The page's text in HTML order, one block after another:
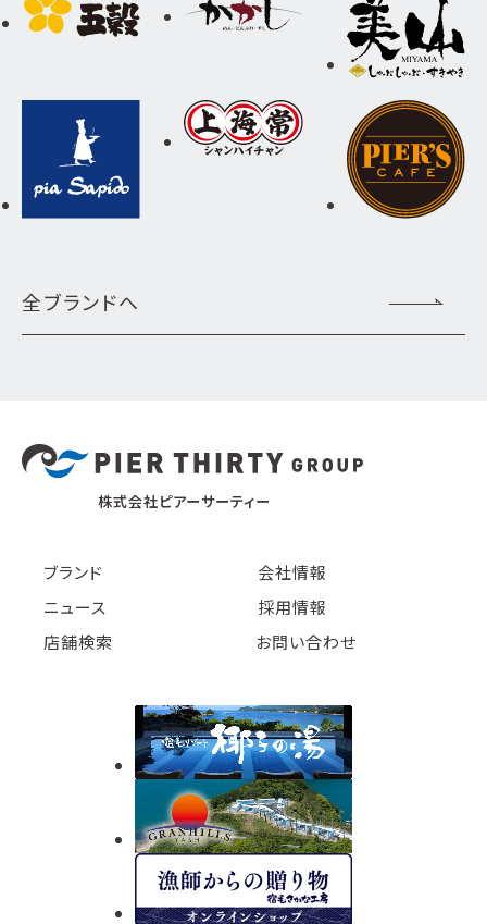
全ブランドへ
株式会社ピアーサーティー
ブランド
会社情報
ニュース
採用情報
店舗検索
お問い合わせ